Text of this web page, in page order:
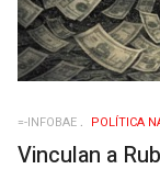
=-INFOBAE POLÍ­TICA
Vinculan a